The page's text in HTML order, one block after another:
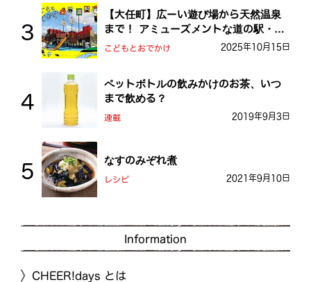
【大任町】広ーい遊び場から天然温泉
まで！ アミューズメントな道の駅・お
おとう桜街道
こどもとおでかけ 2025年10月15日
ペットボトルの飲みかけのお茶、いつ
まで飲める？
連載 2019年9月3日
なすのみぞれ煮
レシピ 2021年9月10日
Information
CHEER!days とは